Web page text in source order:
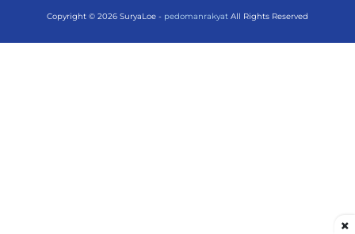
Copyright © 2026 SuryaLoe - pedomanrakyat All Rights Reserved
×